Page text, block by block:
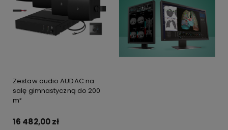
Zestaw audio AUDAC na
salę gimnastyczną do 200
m²
16 482,00 zł